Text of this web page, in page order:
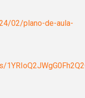
02/plano-de-aula-